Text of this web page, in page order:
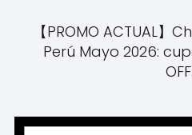
【PROMO ACTUAL】
Perú Mayo 2026:
OFF.